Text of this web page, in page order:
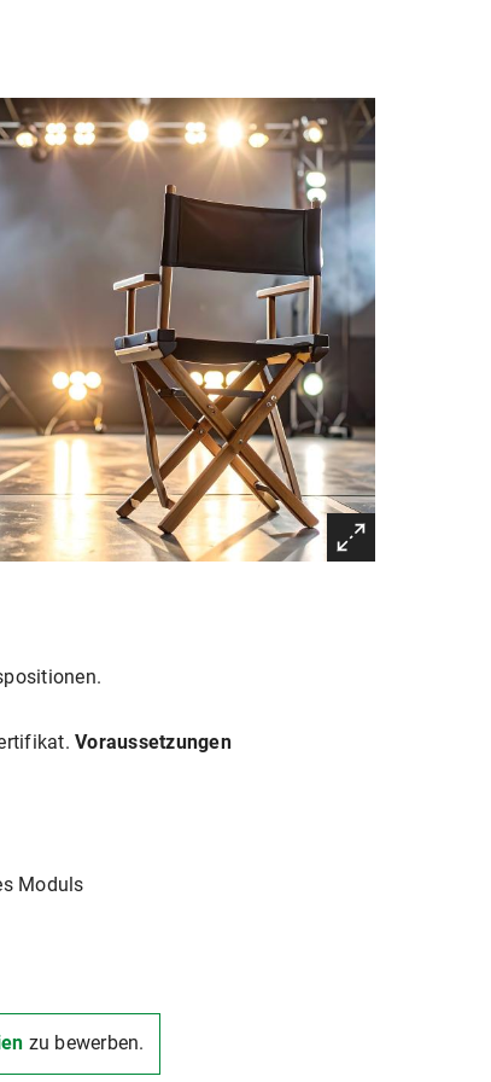
Voraussetzungen
Moduls
zu bewerben.